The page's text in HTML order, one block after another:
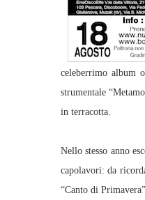
celeberrimo album
strumentale
in terracotta.
Nello stesso anno
capolavori: da
“Canto di